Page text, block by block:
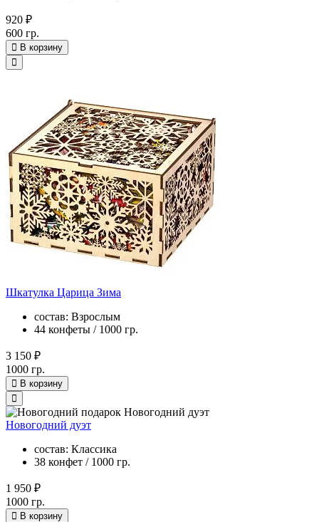
920 ₽
600 гр.
В корзину
Шкатулка Царица Зима
состав: Взрослым
44 конфеты / 1000 гр.
3 150 ₽
1000 гр.
В корзину
Новогодний дуэт
состав: Классика
38 конфет / 1000 гр.
1 950 ₽
1000 гр.
В корзину